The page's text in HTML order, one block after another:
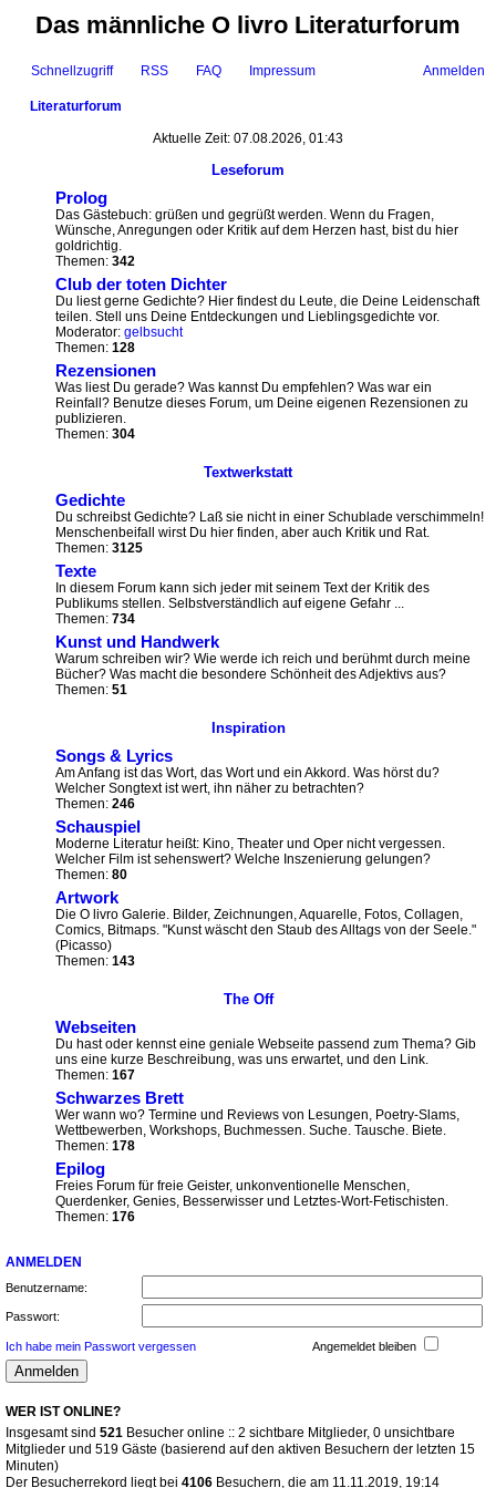
Das männliche O livro Literaturforum
Schnellzugriff RSS FAQ Impressum Anmelden
Literaturforum
Aktuelle Zeit: 07.08.2026, 01:43
Leseforum
Prolog
Das Gästebuch: grüßen und gegrüßt werden. Wenn du Fragen,
Wünsche, Anregungen oder Kritik auf dem Herzen hast, bist du hier
goldrichtig.
Themen: 342
Club der toten Dichter
Du liest gerne Gedichte? Hier findest du Leute, die Deine Leidenschaft
teilen. Stell uns Deine Entdeckungen und Lieblingsgedichte vor.
Moderator: gelbsucht
Themen: 128
Rezensionen
Was liest Du gerade? Was kannst Du empfehlen? Was war ein
Reinfall? Benutze dieses Forum, um Deine eigenen Rezensionen zu
publizieren.
Themen: 304
Textwerkstatt
Gedichte
Du schreibst Gedichte? Laß sie nicht in einer Schublade verschimmeln!
Menschenbeifall wirst Du hier finden, aber auch Kritik und Rat.
Themen: 3125
Texte
In diesem Forum kann sich jeder mit seinem Text der Kritik des
Publikums stellen. Selbstverständlich auf eigene Gefahr ...
Themen: 734
Kunst und Handwerk
Warum schreiben wir? Wie werde ich reich und berühmt durch meine
Bücher? Was macht die besondere Schönheit des Adjektivs aus?
Themen: 51
Inspiration
Songs & Lyrics
Am Anfang ist das Wort, das Wort und ein Akkord. Was hörst du?
Welcher Songtext ist wert, ihn näher zu betrachten?
Themen: 246
Schauspiel
Moderne Literatur heißt: Kino, Theater und Oper nicht vergessen.
Welcher Film ist sehenswert? Welche Inszenierung gelungen?
Themen: 80
Artwork
Die O livro Galerie. Bilder, Zeichnungen, Aquarelle, Fotos, Collagen,
Comics, Bitmaps. "Kunst wäscht den Staub des Alltags von der Seele."
(Picasso)
Themen: 143
The Off
Webseiten
Du hast oder kennst eine geniale Webseite passend zum Thema? Gib
uns eine kurze Beschreibung, was uns erwartet, und den Link.
Themen: 167
Schwarzes Brett
Wer wann wo? Termine und Reviews von Lesungen, Poetry-Slams,
Wettbewerben, Workshops, Buchmessen. Suche. Tausche. Biete.
Themen: 178
Epilog
Freies Forum für freie Geister, unkonventionelle Menschen,
Querdenker, Genies, Besserwisser und Letztes-Wort-Fetischisten.
Themen: 176
ANMELDEN
Benutzername:
Passwort:
Ich habe mein Passwort vergessen Angemeldet bleiben
WER IST ONLINE?
Insgesamt sind 521 Besucher online :: 2 sichtbare Mitglieder, 0 unsichtbare
Mitglieder und 519 Gäste (basierend auf den aktiven Besuchern der letzten 15
Minuten)
Der Besucherrekord liegt bei 4106 Besuchern, die am 11.11.2019, 19:14